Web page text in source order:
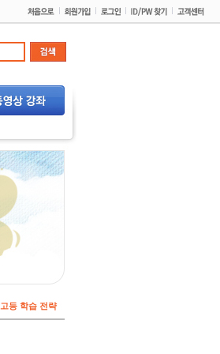
고등 학습 전략